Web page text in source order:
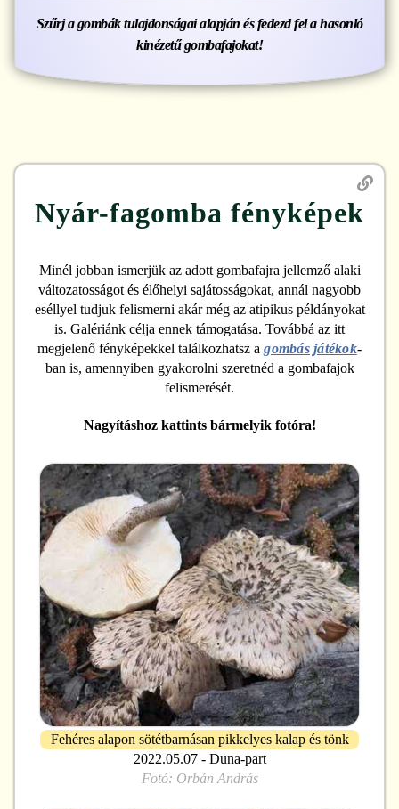
Szűrj a gombák tulajdonságai alapján és fedezd fel a hasonló
kinézetű gombafajokat!
Nyár-fagomba fényképek
Minél jobban ismerjük az adott gombafajra jellemző alaki
változatosságot és élőhelyi sajátosságokat, annál nagyobb
eséllyel tudjuk felismerni akár még az atipikus példányokat
is. Galériánk célja ennek támogatása. Továbbá az itt
megjelenő fényképekkel találkozhatsz a gombás játékok-
ban is, amennyiben gyakorolni szeretnéd a gombafajok
felismerését.
Nagyításhoz kattints bármelyik fotóra!
Fehéres alapon sötétbarnásan pikkelyes kalap és tönk
2022.05.07 - Duna-part
Fotó: Orbán András